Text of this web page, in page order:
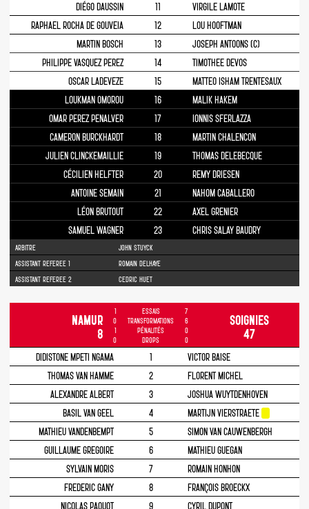
DIÉGO DAUSSIN
11
VIRGILE LAMOTE
RAPHAEL ROCHA DE GOUVEIA
12
LOU HOOFTMAN
MARTIN BOSCH
13
JOSEPH ANTOONS (C)
PHILIPPE VASQUEZ PEREZ
14
TIMOTHEE DEVOS
OSCAR LADEVEZE
15
MATTEO ISHAM TRENTESAUX
LOUKMAN OMOROU
16
MALIK HAKEM
OMAR PEREZ PENALVER
17
IONNIS SFERLAZZA
CAMERON BURCKHARDT
18
MARTIN CHALENCON
JULIEN CLINCKEMAILLIE
19
THOMAS DELEBECQUE
CÉCILIEN HELFTER
20
REMY DRIESEN
ANTOINE SEMAIN
21
NAHOM CABALLERO
LÉON BRUTOUT
22
AXEL GRENIER
SAMUEL WAGNER
23 CHRIS SALAY BAUDRY
ARBITRE
JOHN STUYCK
ASSISTANT REFEREE 1
ROMAIN DELHAYE
ASSISTANT REFEREE 2
CEDRIC HUET
NAMUR
8
1 ESSAIS 7
SOIGNIES
47
0 TRANSFORMATIONS
6
1
PÉNALITÉS
0
0
DROPS 0
DIDISTONE MPETI NGAMA 1
VICTOR BAISE
THOMAS VAN HAMME
2
FLORENT MICHEL
ALEXANDRE ALBERT
3
JOSHUA WUYTDENHOVEN
BASIL VAN GEEL
4
MARTIJN VIERSTRAETE
MATHIEU VANDENBEMPT
5
SIMON VAN CAUWENBERGH
GUILLAUME GREGOIRE
6
MATHIEU GUEGAN
SYLVAIN MORIS
7
ROMAIN HONHON
FREDERIC GANY
8
FRANÇOIS BROECKX
NICOLAS PAQUOT
9
CYRIL DUPONT